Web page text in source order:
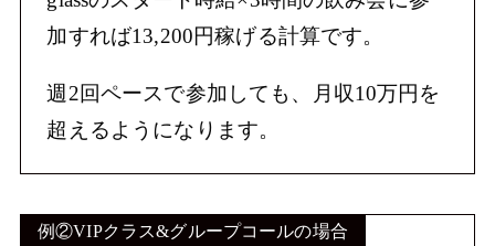
加すれば13,200円稼げる計算です。
週2回ペースで参加しても、月収10万円を
超えるようになります。
例②VIPクラス&グループコールの場合